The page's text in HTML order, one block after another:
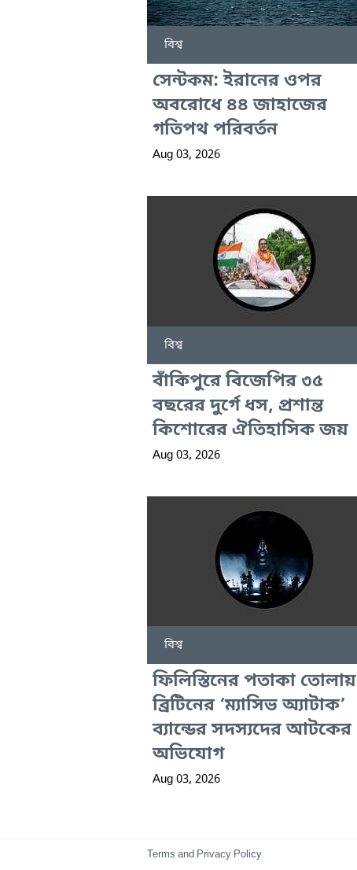
বিশ্ব
সেন্টকম: ইরানের ওপর
অবরোধে ৪৪ জাহাজের
গতিপথ পরিবর্তন
Aug 03, 2026
বিশ্ব
বাঁকিপুরে বিজেপির ৩৫
বছরের দুর্গে ধস, প্রশান্ত
কিশোরের ঐতিহাসিক জয়
Aug 03, 2026
বিশ্ব
ফিলিস্তিনের পতাকা তোলায়
ব্রিটিনের ‘ম্যাসিভ অ্যাটাক’
ব্যান্ডের সদস্যদের আটকের
অভিযোগ
Aug 03, 2026
Terms and Privacy Policy